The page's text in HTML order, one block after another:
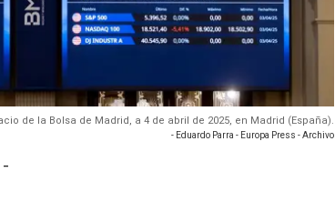
de la Bolsa de Madrid, a 4 de abril de 2025, en Madrid (España).
- Eduardo Parra - Europa Press - Archivo